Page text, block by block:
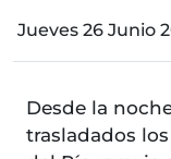
Jueves 26 Junio
Desde la
trasladados